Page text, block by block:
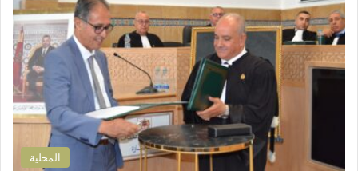
ؤ
ر
ل
ل
ت
ل
و
ث
ل
إ
ل
ك
المحلية